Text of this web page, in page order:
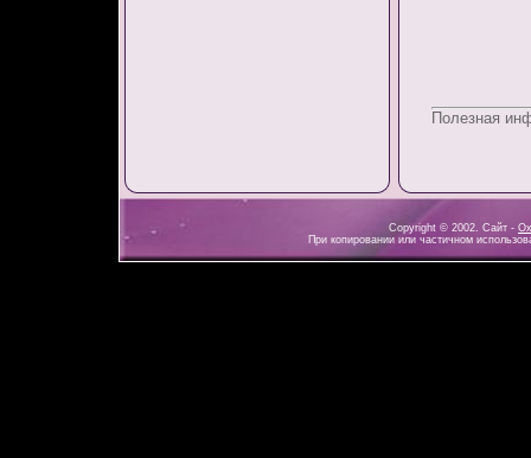
Полезная
Copyright © 2002. Сайт -
При копировании или частичном